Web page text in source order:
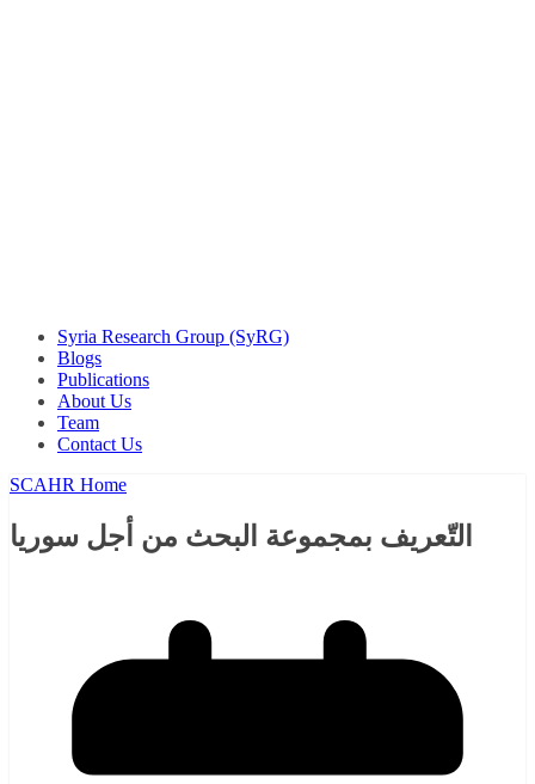
Syria Research Group (SyRG)​
Blogs
Publications
About Us
Team
Contact Us
SCAHR Home
التّعريف بمجموعة البحث من أجل سوريا